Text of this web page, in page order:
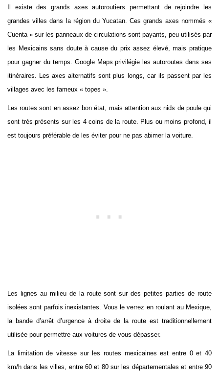
Il existe des grands axes autoroutiers permettant de rejoindre les
grandes villes dans la région du Yucatan. Ces grands axes nommés «
Cuenta » sur les panneaux de circulations sont payants, peu utilisés par
les Mexicains sans doute à cause du prix assez élevé, mais pratique
pour gagner du temps. Google Maps privilégie les autoroutes dans ses
itinéraires. Les axes alternatifs sont plus longs, car ils passent par les
villages avec les fameux « topes ».
Les routes sont en assez bon état, mais attention aux nids de poule qui
sont très présents sur les 4 coins de la route. Plus ou moins profond, il
est toujours préférable de les éviter pour ne pas abimer la voiture.
Les lignes au milieu de la route sont sur des petites parties de route
isolées sont parfois inexistantes. Vous le verrez en roulant au Mexique,
la bande d’arrêt d’urgence à droite de la route est traditionnellement
utilisée pour permettre aux voitures de vous dépasser.
La limitation de vitesse sur les routes mexicaines est entre 0 et 40
km/h dans les villes, entre 60 et 80 sur les départementales et entre 90